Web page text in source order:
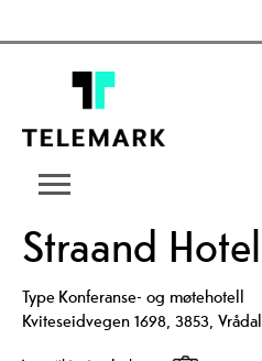
Straand Hotel
TypeKonferanse- og møtehotell
Kviteseidvegen 1698, 3853, Vrådal